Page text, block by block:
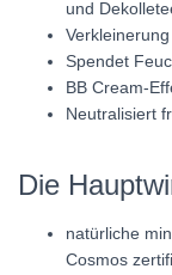
und
Spendet
BB Cream-
Neutralisiert
Die
natürliche
Cosmos